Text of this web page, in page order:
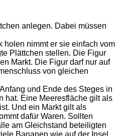
anlegen. Dabei müssen
holen nimmt er sie einfach vom
Plättchen stellen. Die Figur
Markt. Die Figur darf nur auf
von gleichen
und Ende des Steges in
hat. Eine Meeresfläche gilt als
Und ein Markt gilt als
dafür Waren. Sollten
am Gleichstand beteiligten
Bananen wie auf der Insel